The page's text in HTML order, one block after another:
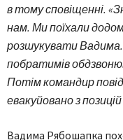
в тому сповіщенні.
нам. Ми поїхали
розшукувати Вадима.
побратимів
Потім командир
евакуйовано з
Вадима Рябошапка